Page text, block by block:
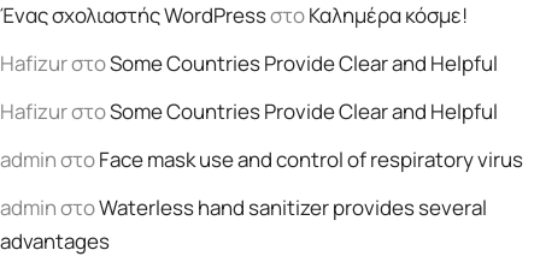
Ένας σχολιαστής WordPressστοΚαλημέρα κόσμε!
HafizurστοSome Countries Provide Clear and Helpful
HafizurστοSome Countries Provide Clear and Helpful
adminστοFace mask use and control of respiratory virus
adminστοWaterless hand sanitizer provides several
advantages